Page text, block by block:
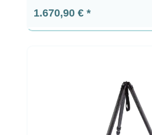
Prezzo normale:
1.670,90 €